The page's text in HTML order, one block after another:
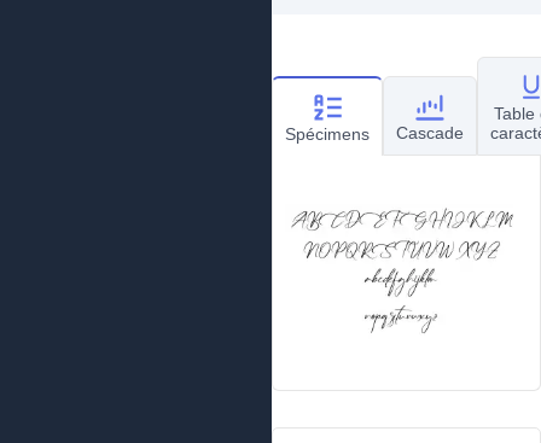
Spécimens Cascade
Table